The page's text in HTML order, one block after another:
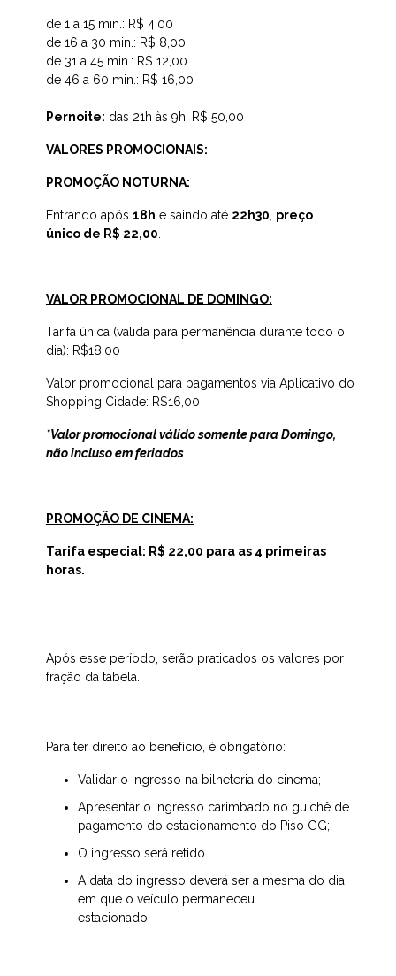
de 1 a 15 min.: R$ 4,00
de 16 a 30 min.: R$ 8,00
de 31 a 45 min.: R$ 12,00
de 46 a 60 min.: R$ 16,00
Pernoite: das 21h às 9h: R$ 50,00
VALORES PROMOCIONAIS:
PROMOÇÃO NOTURNA:
Entrando após 18h e saindo até 22h30 preço
único de R$ 22,00
VALOR PROMOCIONAL DE DOMINGO:
Tarifa única (válida para permanência durante todo o
dia): R$18,00
Valor promocional para pagamentos via Aplicativo do
Shopping Cidade: R$16,00
*Valor promocional válido somente para Domingo,
não incluso em feriados
PROMOÇÃO DE CINEMA:
Tarifa especial: R$ 22,00 para as 4 primeiras
horas.
Após esse período, serão praticados os valores por
fração da tabela.
Para ter direito ao benefício, é obrigatório:
Validar o ingresso na bilheteria do cinema;
Apresentar o ingresso carimbado no guichê de
pagamento do estacionamento do Piso GG;
O ingresso será retido
A data do ingresso deverá ser a mesma do dia
em que o veículo permaneceu
estacionado.